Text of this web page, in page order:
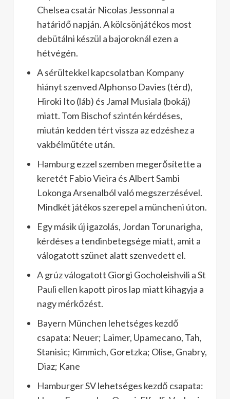
Chelsea csatár Nicolas Jessonnal a
határidő napján. A kölcsönjátékos most
debütálni készül a bajoroknál ezen a
hétvégén.
A sérültekkel kapcsolatban Kompany
hiányt szenved Alphonso Davies (térd),
Hiroki Ito (láb) és Jamal Musiala (bokáj)
miatt. Tom Bischof szintén kérdéses,
miután kedden tért vissza az edzéshez a
vakbélműtéte után.
Hamburg ezzel szemben megerősítette a
keretét Fabio Vieira és Albert Sambi
Lokonga Arsenalból való megszerzésével.
Mindkét játékos szerepel a müncheni úton.
Egy másik új igazolás, Jordan Torunarigha,
kérdéses a tendinbetegsége miatt, amit a
válogatott szünet alatt szenvedett el.
A grúz válogatott Giorgi Gocholeishvili a St
Pauli ellen kapott piros lap miatt kihagyja a
nagy mérkőzést.
Bayern München lehetséges kezdő
csapata: Neuer; Laimer, Upamecano, Tah,
Stanisic; Kimmich, Goretzka; Olise, Gnabry,
Diaz; Kane
Hamburger SV lehetséges kezdő csapata: